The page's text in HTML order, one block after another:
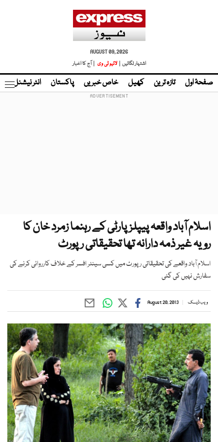
AUGUST 09, 2026
اشتہار لگائیں |
لائیو ٹی وی | آج کا اخبار
صفحۂ اول تازہ ترین کھیل خاص خبریں پاکستان انٹر نیشنل
اسلام آباد واقعہ پیپلزپارٹی کے رہنما زمرد خان کا
رویہ غیر ذمہ دارانہ تھا تحقیقاتی رپورٹ
اسلام آباد واقعے کی تحقیقاتی رپورٹ میں کسی سینئر افسر کے خلاف کارروائی کرنے کی
سفارش نہیں کی گئی
ویب ڈیسک August 20, 2013